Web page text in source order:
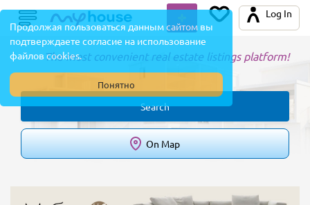
Продолжая пользоваться данным сайтом вы
подтверждаете согласие на использование
файлов cookies.
Понятно
Log In
The most convenient real estate listings platform!
Search
On Map